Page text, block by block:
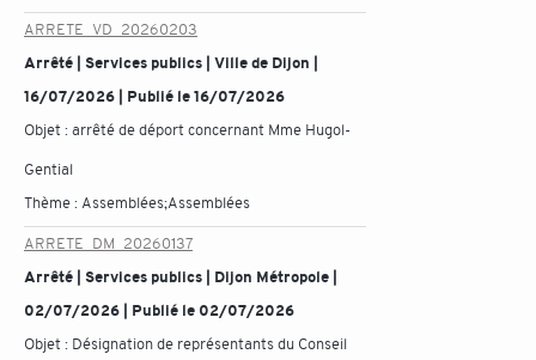
ARRETE_VD_20260203
Arrêté | Services publics | Ville de Dijon |
16/07/2026 | Publié le 16/07/2026
Objet :arrêté de déport concernant Mme Hugol-
Gential
Thème : Assemblées;Assemblées
ARRETE_DM_20260137
Arrêté | Services publics | Dijon Métropole |
02/07/2026 | Publié le 02/07/2026
Objet : Désignation de représentants du Conseil